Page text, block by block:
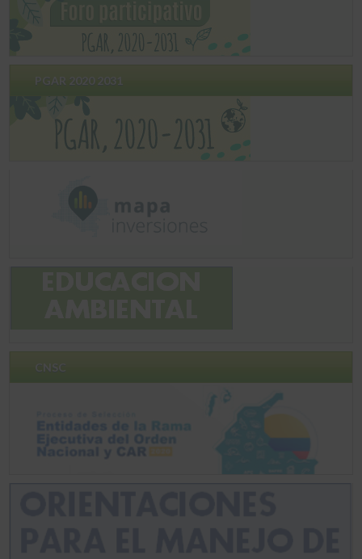
PGAR 2020 2031
CNSC